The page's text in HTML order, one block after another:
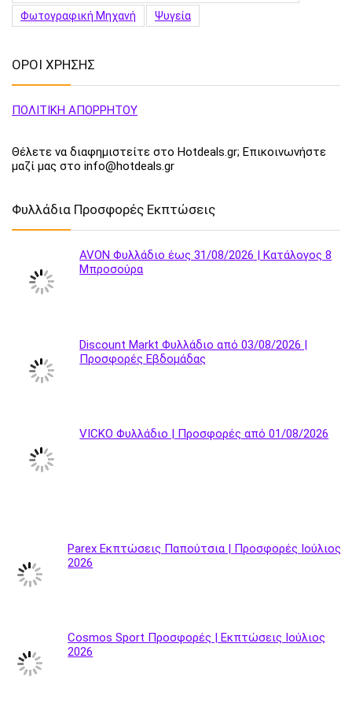
Φωτογραφική Μηχανή
Ψυγεία
ΟΡΟΙ ΧΡΗΣΗΣ
ΠΟΛΙΤΙΚΗ ΑΠΟΡΡΗΤΟΥ
Θέλετε να διαφημιστείτε στο Hotdeals.gr; Επικοινωνήστε
μαζί μας στο info@hotdeals.gr
Φυλλάδια Προσφορές Εκπτώσεις
AVON Φυλλάδιο έως 31/08/2026 | Κατάλογος 8
Μπροσούρα
Discount Markt Φυλλάδιο από 03/08/2026 |
Προσφορές Εβδομάδας
VICKO Φυλλάδιο | Προσφορές από 01/08/2026
Parex Εκπτώσεις Παπούτσια | Προσφορές Ιούλιος
2026
Cosmos Sport Προσφορές | Εκπτώσεις Ιούλιος
2026